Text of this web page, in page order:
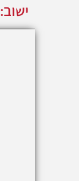
ישוב: